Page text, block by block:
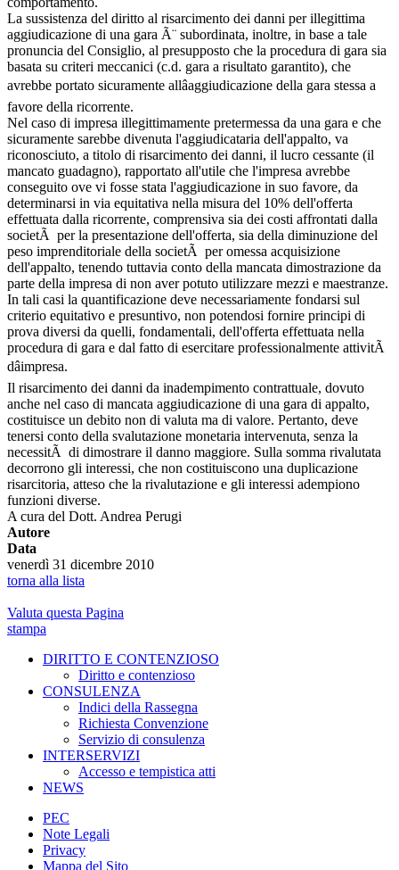
La sussistenza del diritto al risarcimento dei danni per illegittima
aggiudicazione di una gara Ã¨ subordinata, inoltre, in base a tale
pronuncia del Consiglio, al presupposto che la procedura di gara sia
basata su criteri meccanici (c.d. gara a risultato garantito), che
avrebbe portato sicuramente allâaggiudicazione della gara stessa a
favore della ricorrente.
Nel caso di impresa illegittimamente pretermessa da una gara e che
sicuramente sarebbe divenuta l'aggiudicataria dell'appalto, va
riconosciuto, a titolo di risarcimento dei danni, il lucro cessante (il
mancato guadagno), rapportato all'utile che l'impresa avrebbe
conseguito ove vi fosse stata l'aggiudicazione in suo favore, da
determinarsi in via equitativa nella misura del 10% dell'offerta
effettuata dalla ricorrente, comprensiva sia dei costi affrontati dalla
societÃ per la presentazione dell'offerta, sia della diminuzione del
peso imprenditoriale della societÃ per omessa acquisizione
dell'appalto, tenendo tuttavia conto della mancata dimostrazione da
parte della impresa di non aver potuto utilizzare mezzi e maestranze.
In tali casi la quantificazione deve necessariamente fondarsi sul
criterio equitativo e presuntivo, non potendosi fornire principi di
prova diversi da quelli, fondamentali, dell'offerta effettuata nella
procedura di gara e dal fatto di esercitare professionalmente attivitÃ
dâimpresa.
Il risarcimento dei danni da inadempimento contrattuale, dovuto
anche nel caso di mancata aggiudicazione di una gara di appalto,
costituisce un debito non di valuta ma di valore. Pertanto, deve
tenersi conto della svalutazione monetaria intervenuta, senza la
necessitÃ di dimostrare il danno maggiore. Sulla somma rivalutata
decorrono gli interessi, che non costituiscono una duplicazione
risarcitoria, atteso che la rivalutazione e gli interessi adempiono
funzioni diverse.
A cura del Dott. Andrea Perugi
Autore
Data
venerdì 31 dicembre 2010
torna alla lista
Valuta questa Pagina
stampa
DIRITTO E CONTENZIOSO
Diritto e contenzioso
CONSULENZA
Indici della Rassegna
Richiesta Convenzione
Servizio di consulenza
INTERSERVIZI
Accesso e tempistica atti
NEWS
PEC
Note Legali
Privacy
Mappa del Sito